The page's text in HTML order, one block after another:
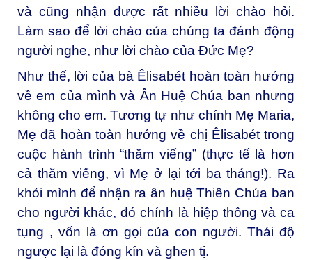
và cũng nhận được rất nhiều lời chào hỏi.
Làm sao để lời chào của chúng ta đánh động
người nghe, như lời chào của Đức Mẹ?
Như thế, lời của bà Êlisabét hoàn toàn hướng
về em của mình và Ân Huệ Chúa ban nhưng
không cho em. Tương tự như chính Mẹ Maria,
Mẹ đã hoàn toàn hướng về chị Êlisabét trong
cuộc hành trình “thăm viếng” (thực tế là hơn
cả thăm viếng, vì Mẹ ở lại tới ba tháng!). Ra
khỏi mình để nhận ra ân huệ Thiên Chúa ban
cho người khác, đó chính là hiệp thông và ca
tụng , vốn là ơn gọi của con người. Thái độ
ngược lại là đóng kín và ghen tị.